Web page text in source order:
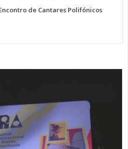
de Cantares Polifónicos